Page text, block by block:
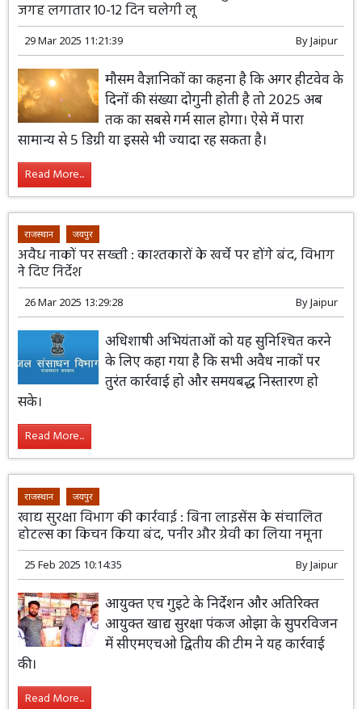
जगह लगातार 10-12 दिन चलेगी लू
29 Mar 2025 11:21:39 ByJaipur
मौसम वैज्ञानिकों का कहना है कि अगर हीटवेव के
दिनों की संख्या दोगुनी होती है तो 2025 अब
तक का सबसे गर्म साल होगा। ऐसे में पारा
सामान्य से 5 डिग्री या इससे भी ज्यादा रह सकता है।
Read More...
राजस्थान जयपुर
अवैध नाकों पर सख्ती : काश्तकारों के खर्चे पर होंगे बंद, विभाग
ने दिए निर्देश
26 Mar 2025 13:29:28 ByJaipur
अधिशाषी अभियंताओं को यह सुनिश्चित करने
के लिए कहा गया है कि सभी अवैध नाकों पर
तुरंत कार्रवाई हो और समयबद्ध निस्तारण हो
सके।
Read More...
राजस्थान जयपुर
खाद्य सुरक्षा विभाग की कार्रवाई : बिना लाइसेंस के संचालित
होटल्स का किचन किया बंद, पनीर और ग्रेवी का लिया नमूना
25 Feb 2025 10:14:35 ByJaipur
आयुक्त एच गुइटे के निर्देशन और अतिरिक्त
आयुक्त खाद्य सुरक्षा पंकज ओझा के सुपरविजन
में सीएमएचओ द्वितीय की टीम ने यह कार्रवाई
की।
Read More...